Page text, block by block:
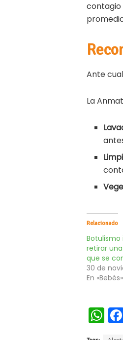
contagio
Ante
La
Relacionado
retirar
que se
30 de
En «Bebés»
W